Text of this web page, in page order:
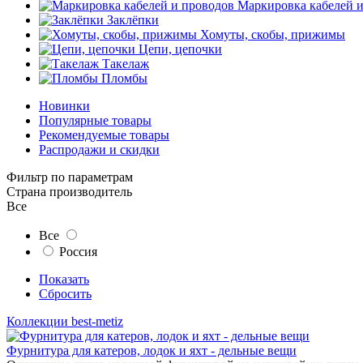
Маркировка кабелей
Заклёпки
Хомуты, скобы, прижимы
Цепи, цепочки
Такелаж
Пломбы
Новинки
Популярные товары
Рекомендуемые товары
Распродажи и скидки
Фильтр по параметрам
Страна производитель
Все
Все
Россия
Показать
Сбросить
Коллекции best-metiz
Фурнитура для катеров, лодок и яхт - дельные вещи